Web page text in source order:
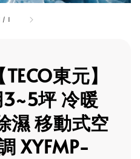
/ 1
東元】
坪 冷暖
濕 移動式空
XYFMP-